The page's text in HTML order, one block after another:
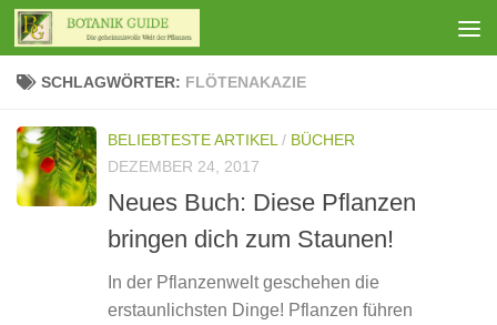
Zum Inhalt springen
SCHLAGWÖRTER: FLÖTENAKAZIE
BELIEBTESTE ARTIKEL / BÜCHER
DEZEMBER 24, 2017
Neues Buch: Diese Pflanzen
bringen dich zum Staunen!
In der Pflanzenwelt geschehen die
erstaunlichsten Dinge! Pflanzen führen